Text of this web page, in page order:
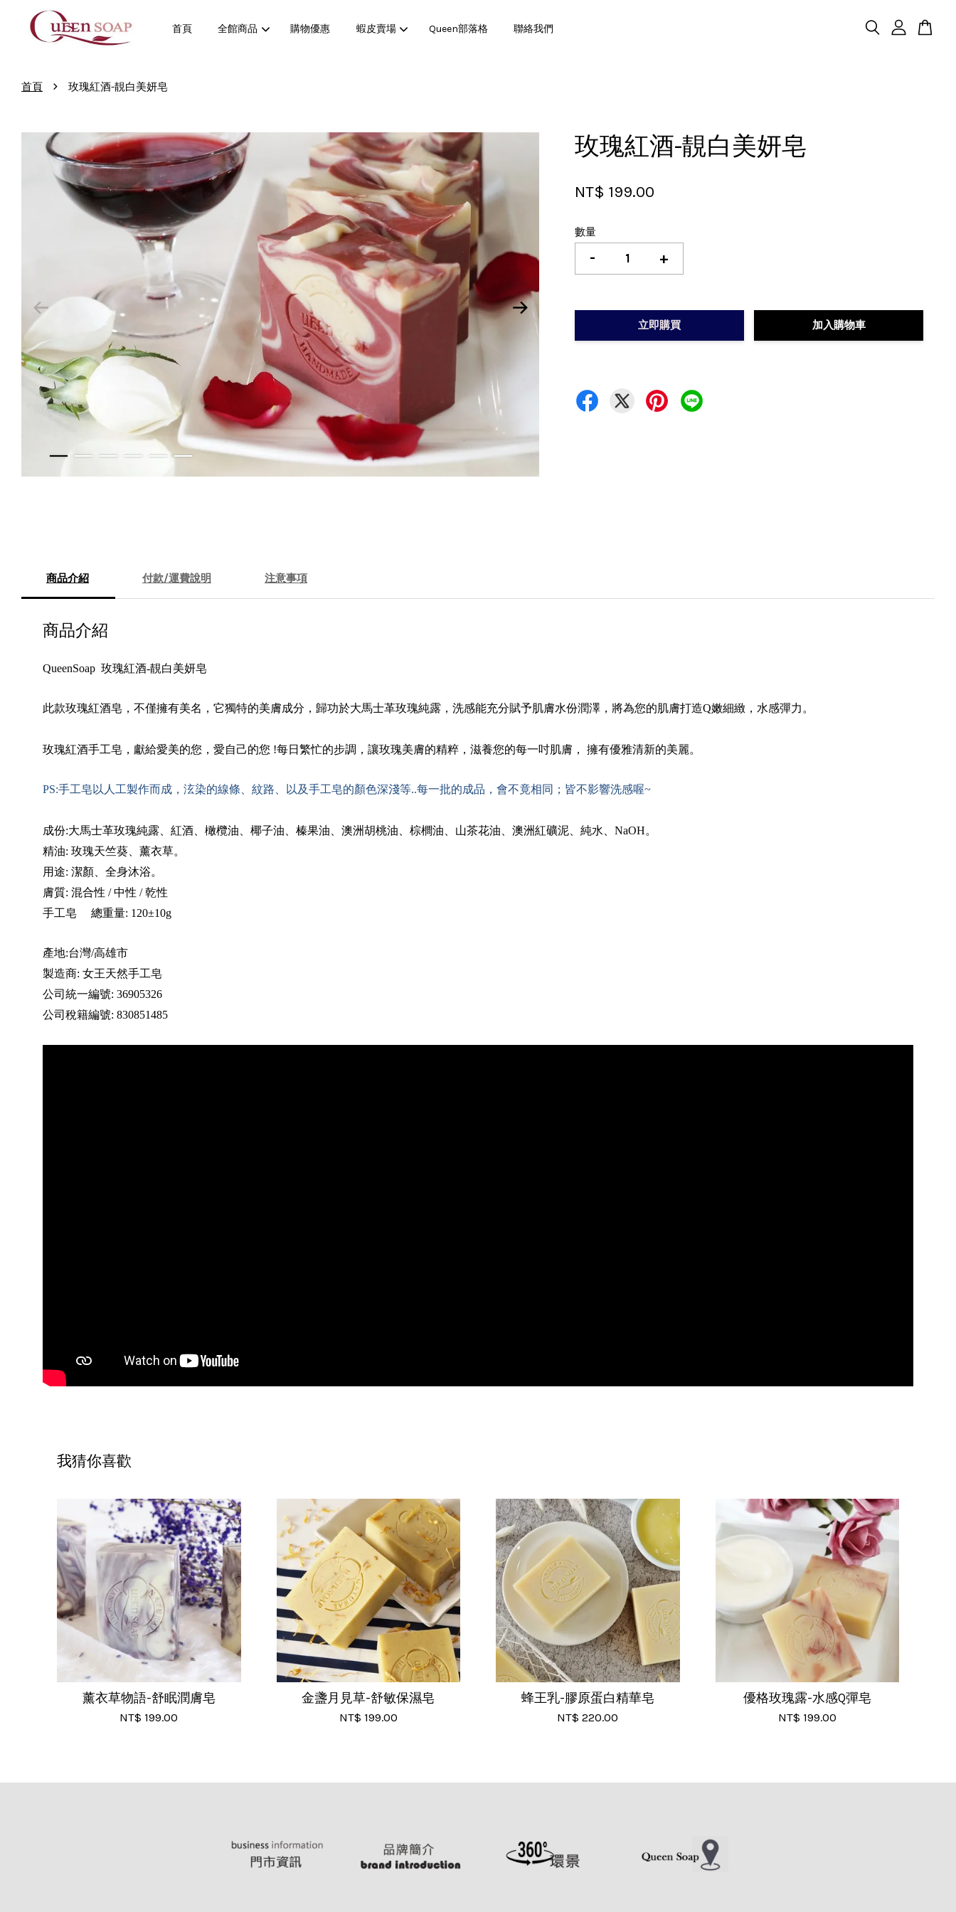
首頁 全館商品 購物優惠 蝦皮賣場 Queen部落格 聯絡我們
首頁 › 玫瑰紅酒-靚白美妍皂
玫瑰紅酒-靚白美妍皂
NT$ 199.00
數量
- +
立即購買 加入購物車
商品介紹 付款/運費說明 注意事項
商品介紹
QueenSoap 玫瑰紅酒-靚白美妍皂
此款玫瑰紅酒皂，不僅擁有美名，它獨特的美膚成分，歸功於大馬士革玫瑰純露，洗感能充分賦予肌膚水份潤澤，將為您的肌膚打造Q嫩細緻，水感彈力。
玫瑰紅酒手工皂，獻給愛美的您，愛自己的您 !每日繁忙的步調，讓玫瑰美膚的精粹，滋養您的每一吋肌膚， 擁有優雅清新的美麗。
PS:手工皂以人工製作而成，泫染的線條、紋路、以及手工皂的顏色深淺等..每一批的成品，會不竟相同；皆不影響洗感喔~
成份:大馬士革玫瑰純露、紅酒、橄欖油、椰子油、榛果油、澳洲胡桃油、棕櫚油、山茶花油、澳洲紅礦泥、 純水、NaOH。
精油: 玫瑰天竺葵、薰衣草。
用途: 潔顏、全身沐浴。
膚質: 混合性 / 中性 / 乾性
手工皂 總重量: 120±10g
產地:台灣/高雄市
製造商: 女王天然手工皂
公司統一編號: 36905326
公司稅籍編號: 830851485
我猜你喜歡
薰衣草物語-舒眠潤膚皂
NT$ 199.00
金盞月見草-舒敏保濕皂
NT$ 199.00
蜂王乳-膠原蛋白精華皂
NT$ 220.00
優格玫瑰露-水感Q彈皂
NT$ 199.00
繼續購物